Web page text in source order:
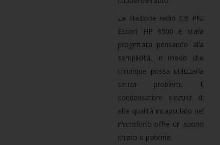
La stazione radio CB PNI
Escort HP 6500 è stata
progettata pensando alla
semplicità, in modo che
chiunque possa utilizzarla
senza problemi. Il
condensatore electret di
alta qualità incapsulato nel
microfono offre un suono
chiaro e potente.